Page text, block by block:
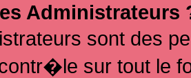
Administrateurs
sont des
sur tout le